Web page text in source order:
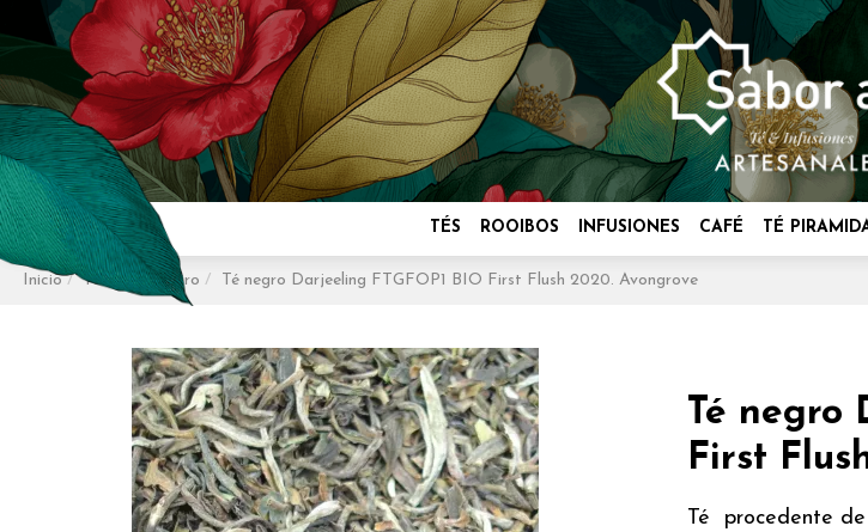
TÉS ROOIBOS INFUSIONES CAFÉ TÉ
Inicio Tés Té Negro Té negro Darjeeling FTGFOP1 BIO First Flush 2020. Avongrove
Té negro
First
Té procedente